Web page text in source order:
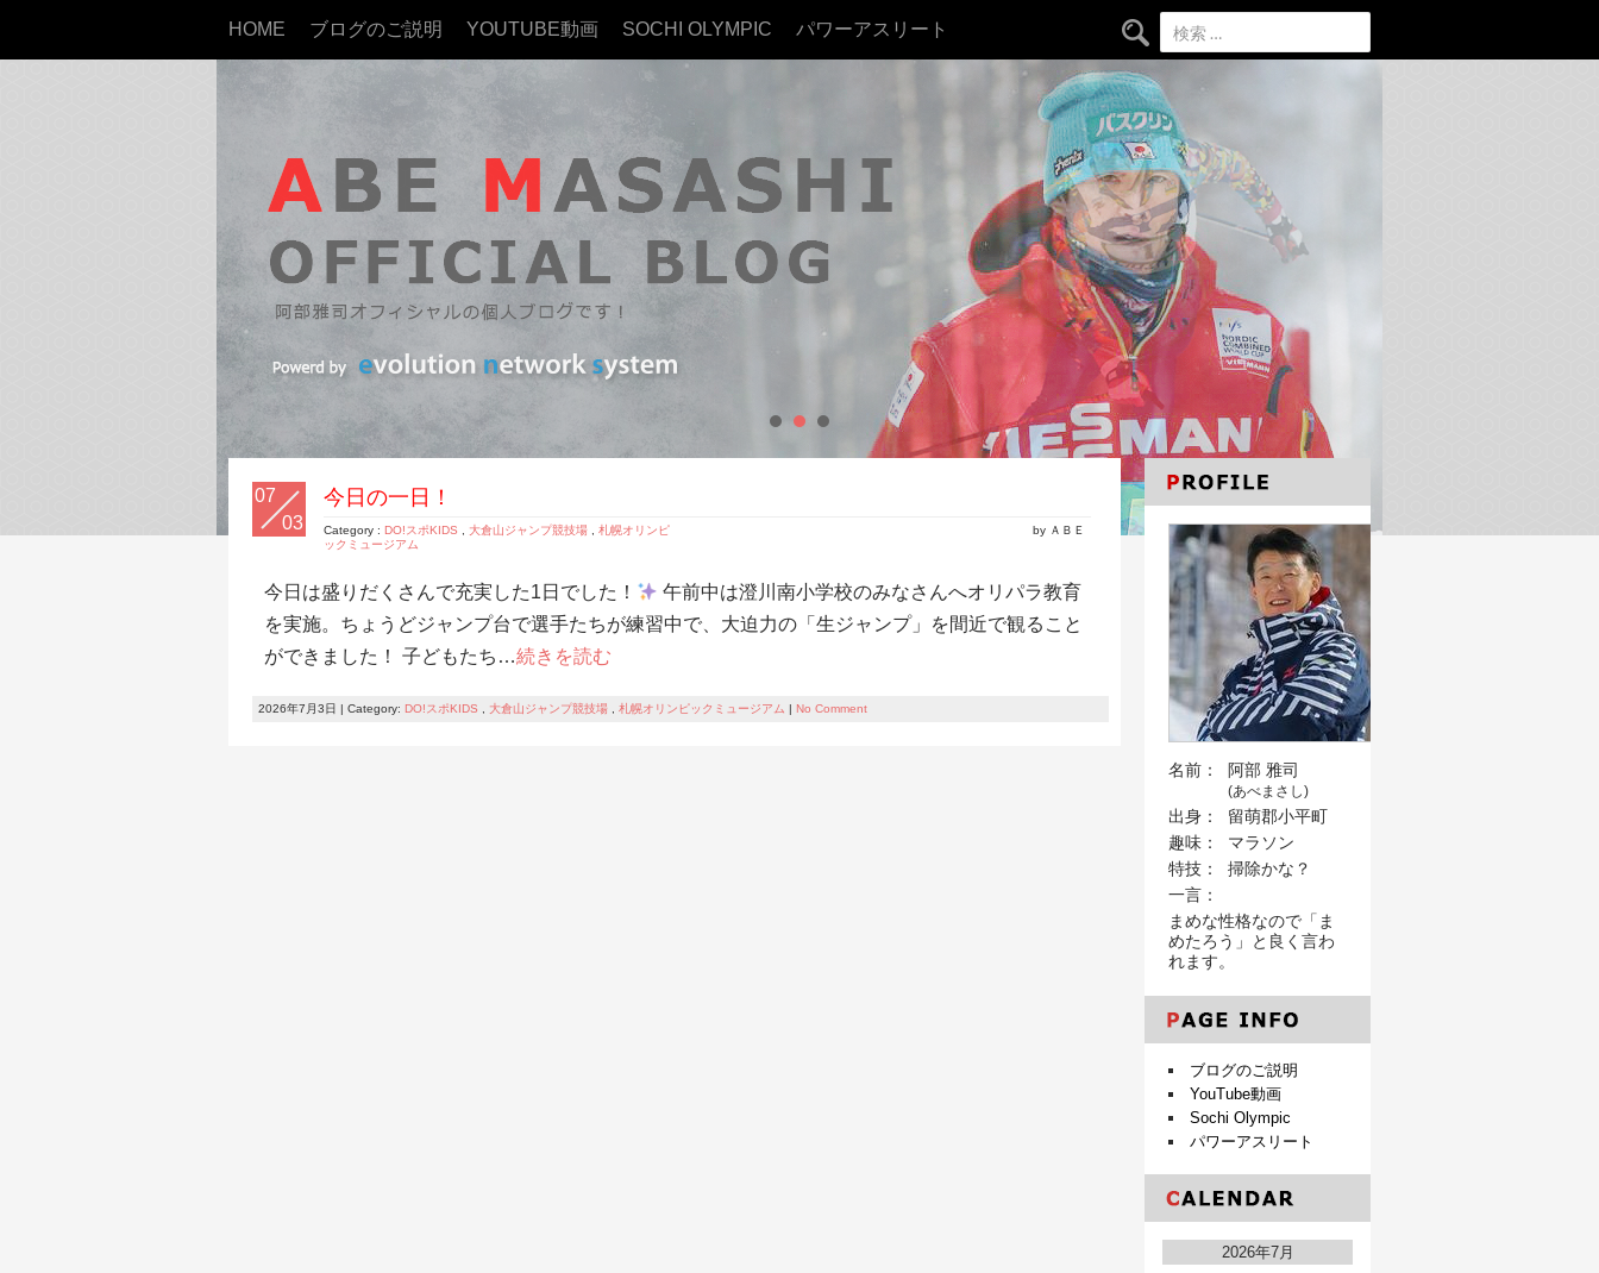
HOME ブログのご説明 YOUTUBE動画 SOCHI OLYMPIC パワーアスリート 検索:
07
03
今日の一日！
Category : DO!スポKIDS 大倉山ジャンプ競技場
札幌オリンピ
ックミュージアム
by ＡＢＥ
今日は盛りだくさんで充実した1日でした！
午前中は澄川南小学校のみなさんへオリパラ教育
を実施。ちょうどジャンプ台で選手たちが練習中で、大迫力の「生ジャンプ」を間近で観ること
ができました！ 子どもたち…続きを読む
2026年7月3日 | Category: DO!スポKIDS 大倉山ジャンプ競技場 札幌オリンピックミュージアム | No Comment
名前： 阿部 雅司
(あべまさし)
出身：
留萌郡小平町
趣味：
マラソン
特技：
掃除かな？
一言：
まめな性格なので「ま
めたろう」と良く言わ
れます。
ブログのご説明
YouTube動画
Sochi Olympic
パワーアスリート
2026年7月